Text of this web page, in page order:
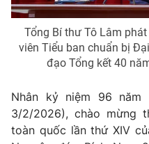
Giải sao mai
Làm đẹp
Chất lượng cuộc sống
Tuyển sinh
Học trực tuyến
Công nghệ
Hitech Công nghệ tương
Sản phẩm
Thị trường
Giao lưu trực tuyến
Lịch phát sóng
Tổng Bí thư Tô Lâm
viên Tiểu ban chuẩn bị
đạo Tổng kết 40
Nhân kỷ niệm 96 năm
3/2/2026), chào mừng
toàn quốc lần thứ XIV